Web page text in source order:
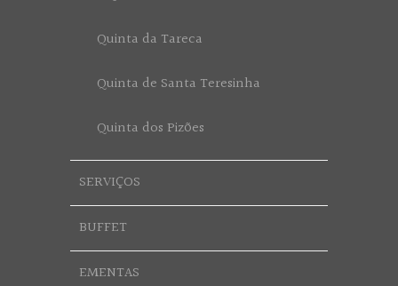
Quinta da Tareca
Quinta de Santa Teresinha
Quinta dos Pizões
SERVIÇOS
BUFFET
EMENTAS